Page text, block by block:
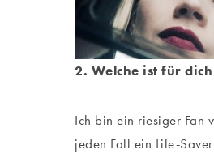
2. Welche ist für
Ich bin ein riesiger Fan
jeden Fall ein Life-